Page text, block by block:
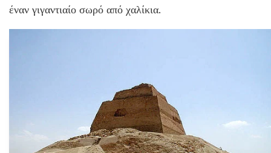
έναν γιγαντιαίο σωρό από χαλίκια.